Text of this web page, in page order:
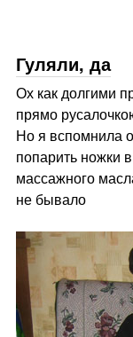
Гуляли, да
Ох как долгими
прямо
Но я вспомнила
попарить ножки
массажного
не бывало